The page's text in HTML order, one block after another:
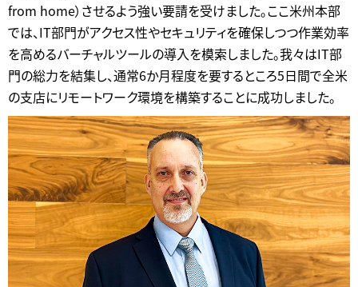
from home）させるよう強い要請を受けました。ここ米州本部
では、IT部門がアクセス性やセキュリティを確保しつつ作業効率
を高めるバーチャルツールの導入を模索しました。我々はIT部
門の総力を結集し、通常6か月程度を要するところ5日間で全米
の支店にリモートワーク環境を構築することに成功しました。